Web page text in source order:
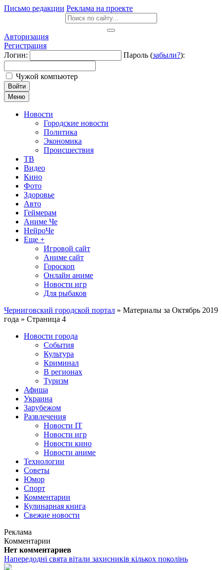
Письмо редакции Реклама на проекте
Авторизация
Регистрация
Логин:
Пароль (забыли?):
Чужой компьютер
Войти
Меню
Новости
Городские новости
Политика
Экономика
Происшествия
ТВ
Видео
Кино
Фото
Здоровье
Авто
Геймерам
Аниме Че
НейроЧе
Еще +
Игровой сайт
Аниме сайт
Гороскоп
Онлайн аниме
Новости игр
Для рыбаков
Черниговский городской портал » Материалы за Октябрь 2019
года » Страница 4
Новости города
События
Культура
Криминал
В регионах
Туризм
Афиша
Украина
Зарубежом
Развлечения
Новости IT
Новости игр
Новости кино
Новости аниме
Технологии
Советы
Юмор
Спорт
Комментарии
Кулинарная книга
Свежие новости
Реклама
Комментарии
Нет комментариев
Напередодні свята вітали захисників кількох поколінь